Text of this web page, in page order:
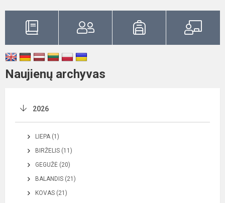
Naujienų archyvas
2026
LIEPA (1)
BIRŽELIS (11)
GEGUŽĖ (20)
BALANDIS (21)
KOVAS (21)